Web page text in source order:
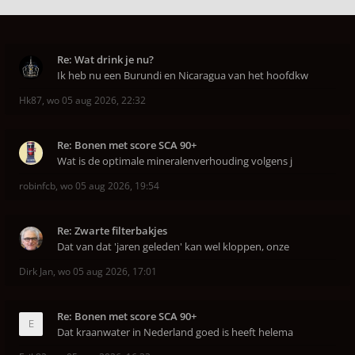
Re: Wat drink je nu?
Ik heb nu een Burundi en Nicaragua van het hoofdkw
Hk87, wo 05 aug 2026, 22:32
Re: Bonen met score SCA 90+
Wat is de optimale mineralenverhouding volgens j
robinfcb, wo 05 aug 2026, 19:54
Re: Zwarte filterbakjes
Dat van dat 'jaren geleden' kan wel kloppen, onze
Dirk Jan, wo 05 aug 2026, 17:01
Re: Bonen met score SCA 90+
Dat kraanwater in Nederland goed is heeft helema